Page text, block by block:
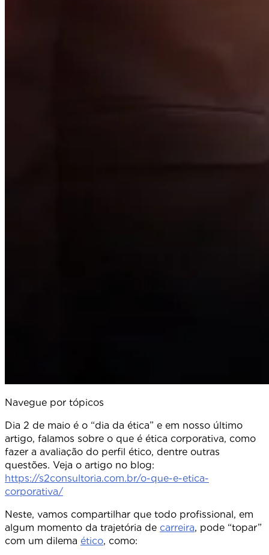
Navegue por tópicos
Dia 2 de maio é o “dia da ética” e em nosso último
artigo, falamos sobre o que é ética corporativa, como
fazer a avaliação do perfil ético, dentre outras
questões. Veja o artigo no blog:
https://s2consultoria.com.br/o-que-e-etica-
corporativa/
Neste, vamos compartilhar que todo profissional, em
algum momento da trajetória de carreira, pode “topar”
com um dilema ético, como: